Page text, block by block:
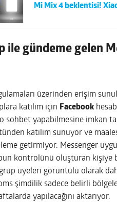
Mi Mix 4 beklentisi!
ile gündeme gelen
üzerinden erişim
katılım için Facebook
sohbet yapabilmesine imkan
katılım sunuyor ve
getirmiyor. Messenger
kontrolünü oluşturan kişiye
üyeleri görüntülü olarak
şimdilik sadece belirli
yapılacağını aktarıyor.